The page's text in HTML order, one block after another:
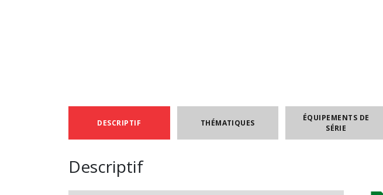
DESCRIPTIF THÉMATIQUES
ÉQUIPEMENTS DE
SÉRIE
Descriptif